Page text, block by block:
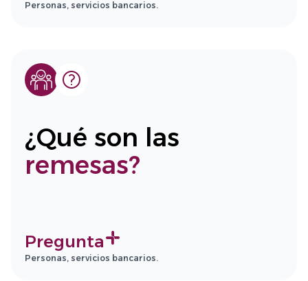
Personas, servicios bancarios.
¿Qué son las
remesas?
Pregunta
Personas, servicios bancarios.